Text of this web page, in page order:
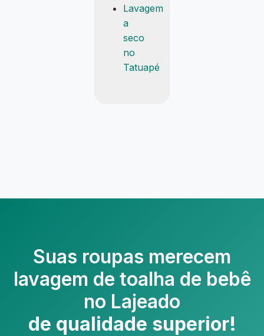
Lavagem
a
seco
no
Tatuapé
Suas roupas merecem
lavagem de toalha de bebê
no Lajeado
de qualidade superior!